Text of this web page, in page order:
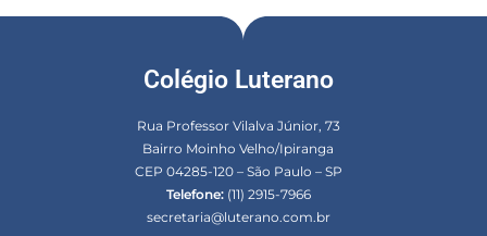
Colégio Luterano
Rua Professor Vilalva Júnior, 73
Bairro Moinho Velho/Ipiranga
CEP 04285-120 – São Paulo – SP
Telefone:(11) 2915-7966
secretaria@luterano.com.br